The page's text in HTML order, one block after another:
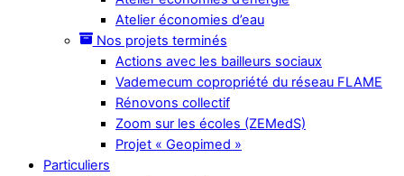
Atelier économies d’eau
Nos projets terminés
Actions avec les bailleurs sociaux
Vademecum copropriété du réseau FLAME
Rénovons collectif
Zoom sur les écoles (ZEMedS)
Projet « Geopimed »
Particuliers